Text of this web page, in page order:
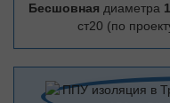
Бесшовная диаметра
ст20 (по